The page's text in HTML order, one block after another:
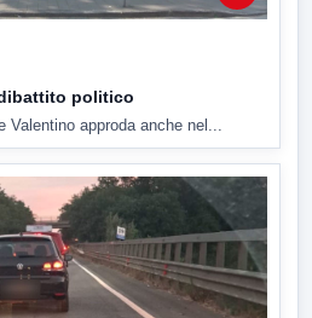
politico
Valentino approda anche nel...